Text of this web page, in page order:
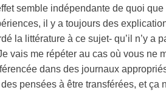
semble indépendante de quoi
il y a toujours des
la littérature à ce sujet- qu’il n’y
vais me répéter au cas où vous ne
dans des journaux
pensées à être transférées, et ça